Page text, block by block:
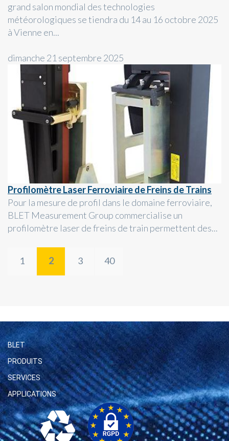
grand salon mondial des technologies
météorologiques se tiendra du 14 au 16 octobre 2025
à Vienne en...
dimanche 21 septembre 2025
Profilomètre Laser Ferroviaire de Freins de Trains
Pour la mesure de profil dans le domaine ferroviaire,
BLET Measurement Group commercialise un
profilomètre laser de freins de train permettent des...
1 2 3 40
BLET
PRODUITS
SERVICES
APPLICATIONS